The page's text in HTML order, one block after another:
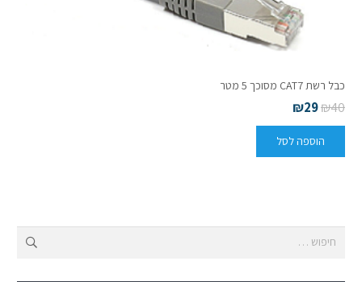
כבל רשת CAT7 מסוכך 5 מטר
₪40
₪29
הוספה לסל